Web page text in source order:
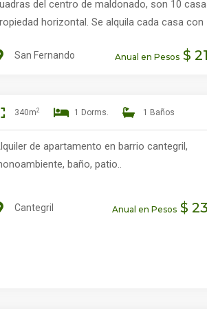
del centro de maldonado, son 10
horizontal. Se alquila cada casa con
cocina, fondo con parrilla
kitchen, baño, estacionamiento,
valor 23.000 pesos mensuales calle
Pedro y Salsipuedes.
San Fernando Anual en Pesos $
340m2 1 Dorms. 1 Baños
de apartamento en barrio cantegril,
baño, patio..
Cantegril Anual en Pesos $